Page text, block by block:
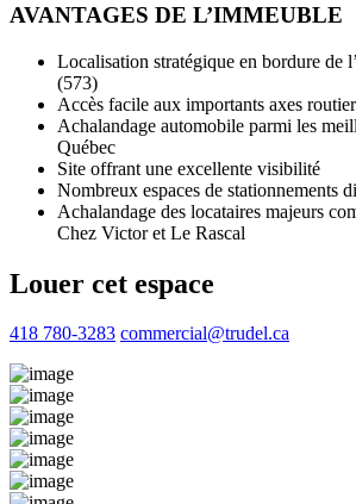
AVANTAGES DE L’IMMEUBLE
Localisation stratégique en bordure de
(573)
Accès facile aux importants axes
Achalandage automobile parmi les
Québec
Site offrant une excellente visibilité
Nombreux espaces de stationnements
Achalandage des locataires majeurs
Chez Victor et Le Rascal
Louer cet espace
418 780-3283 commercial@trudel.ca